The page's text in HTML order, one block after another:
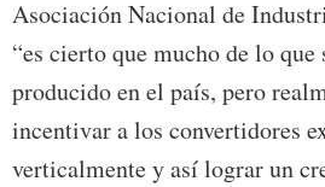
Asociación Nacional de
“es cierto que mucho de lo
producido en el país, pero
incentivar a los convertidores
verticalmente y así lograr un